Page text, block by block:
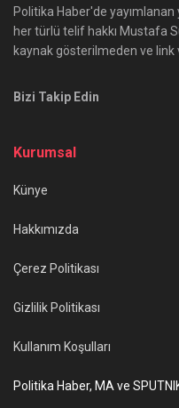
Politika Haber'de
her türlü telif hakkı Mustafa
kaynak gösterilmeden ve link
Bizi Takip Edin
Kurumsal
Künye
Hakkımızda
Çerez Politikası
Gizlilik Politikası
Kullanım Koşulları
Politika Haber, MA ve